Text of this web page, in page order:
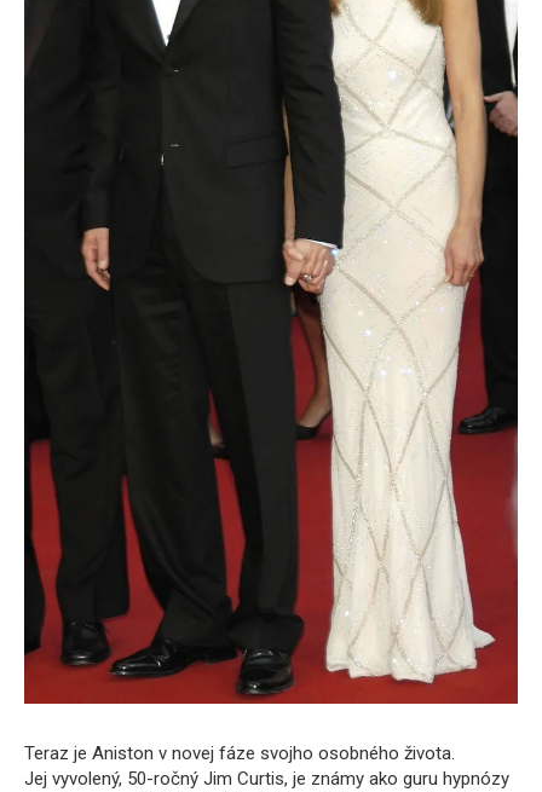
Teraz je Aniston v novej fáze svojho osobného života.
Jej vyvolený, 50-ročný Jim Curtis, je známy ako guru hypnózy